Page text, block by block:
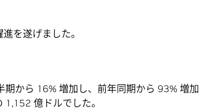
を遂げました。
から 16% 増加し、前年同期から 93% 増加
億ドルでした。